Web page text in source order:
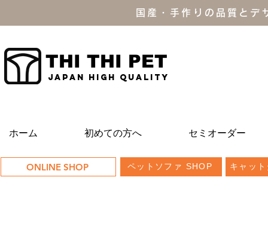
国産・手作りの品質と
THI THI PET
JAPAN high quality
ホーム 初めての方へ セミオーダー
ONLINE SHOP ペットソファ SHOP キャッ